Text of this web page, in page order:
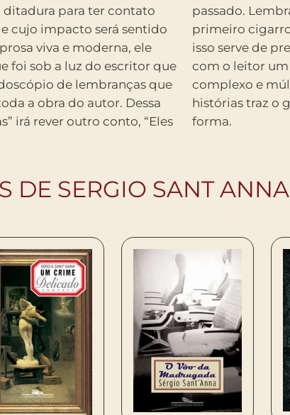
ditadura para ter contato
cujo impacto será sentido
viva e moderna, ele
foi sob a luz do escritor que
de lembranças que
a obra do autor. Dessa
irá rever outro conto, “Eles
com o irmão, do
cruzaram sua vida, tudo
Sant’Anna atravesse
estilos e vozes tão belo,
obra. O conto zero e outras
brasileiro em sua melhor
forma.
DE SERGIO SANT ANNA